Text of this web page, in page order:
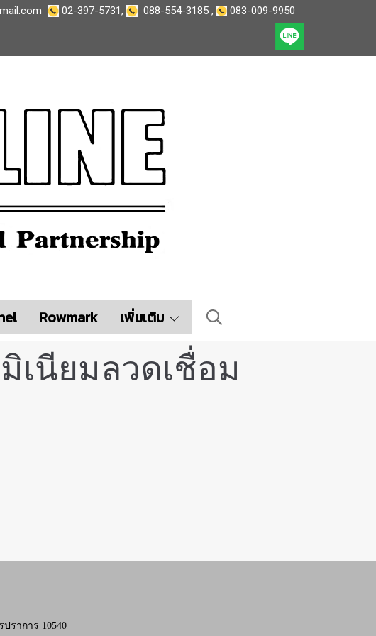
02-397-5731, 088-554-3185 , 083-009-9950
Rowmark เพิ่มเติม
เนียมลวดเชื่อม
ปราการ 10540